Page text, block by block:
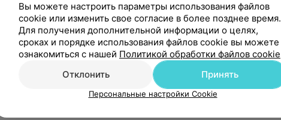
Вы можете настроить параметры использования файлов
cookie или изменить свое согласие в более позднее время.
Для получения дополнительной информации о целях,
сроках и порядке использования файлов cookie вы можете
ознакомиться с нашей Политикой обработки файлов cookie
Отклонить
Принять
Персональные настройки Cookie